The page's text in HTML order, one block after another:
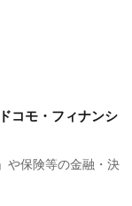
コモ・フィナンシ
や保険等の金融・決